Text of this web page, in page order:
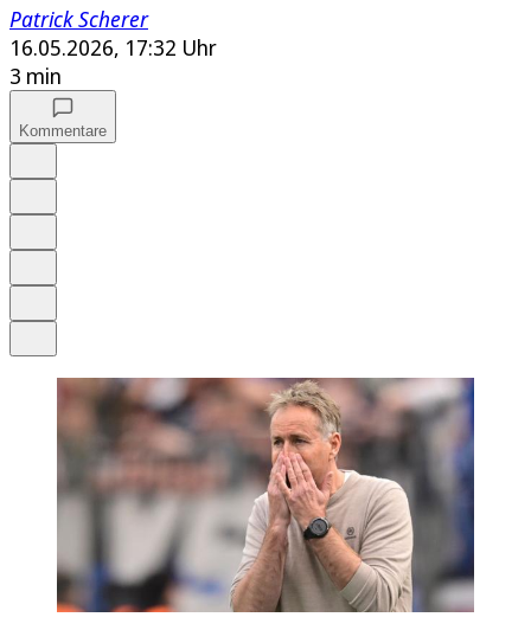
Patrick Scherer
16.05.2026, 17:32 Uhr
3 min
Kommentare